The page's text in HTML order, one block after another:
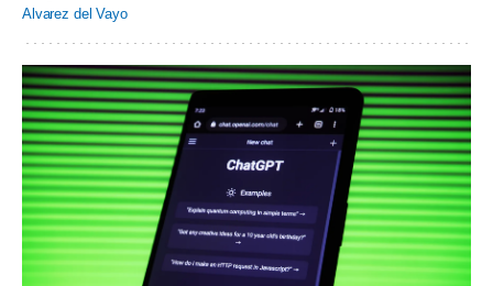
Alvarez del Vayo